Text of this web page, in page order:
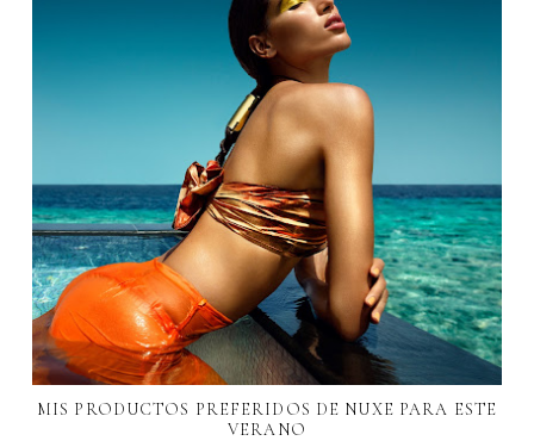
MIS PRODUCTOS PREFERIDOS DE NUXE PARA ESTE
VERANO